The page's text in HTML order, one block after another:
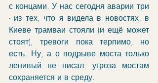
с концами. У нас сегодня аварии три
- из тех, что я видела в новостях, в
Киеве трамваи стояли (и ещё может
стоят), тревоги пока терпимо, но
есть. Ну, а о подрыве моста только
ленивый не писал: угроза мостам
сохраняется и в среду.